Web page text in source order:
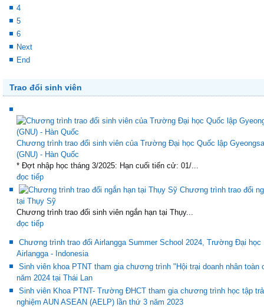
4
5
6
Next
End
Trao đổi sinh viên
Chương trình trao đổi sinh viên của Trường Đại học Quốc lập
(GNU) - Hàn Quốc
* Đợt nhập học tháng 3/2025: Hạn cuối tiến cử: 01/...
đọc tiếp
Chương trình trao đổi
tại Thụy Sỹ
Chương trình trao đổi sinh viên ngắn hạn tại Thụy...
đọc tiếp
Chương trình trao đổi Airlangga Summer School 2024, Trường Đại học
Airlangga - Indonesia
Sinh viên khoa PTNT tham gia chương trình "Hội trại doanh nhân toàn
năm 2024 tại Thái Lan
Sinh viên Khoa PTNT- Trường ĐHCT tham gia chương trình học tập
nghiệm AUN ASEAN (AELP) lần thứ 3 năm 2023